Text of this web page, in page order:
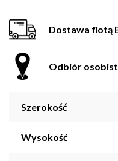
Dostawa flotą
Odbiór
Szerokość
Wysokość